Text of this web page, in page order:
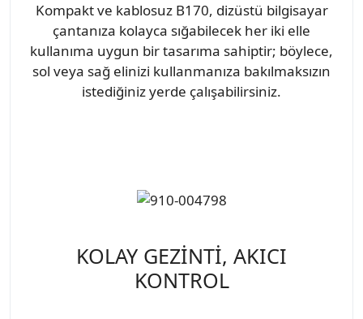
Kompakt ve kablosuz B170, dizüstü bilgisayar
çantanıza kolayca sığabilecek her iki elle
kullanıma uygun bir tasarıma sahiptir; böylece,
sol veya sağ elinizi kullanmanıza bakılmaksızın
istediğiniz yerde çalışabilirsiniz.
KOLAY GEZİNTİ, AKICI
KONTROL